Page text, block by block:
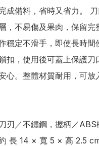
成備料，省時又省力。
，不易傷及果肉，保留完
穩定不滑手，即使長時
扣，使用後可蓋上保護刀
心。整體材質耐用，可放
刃／不鏽鋼，握柄／
長 14 × 寬 5 × 高 2.5